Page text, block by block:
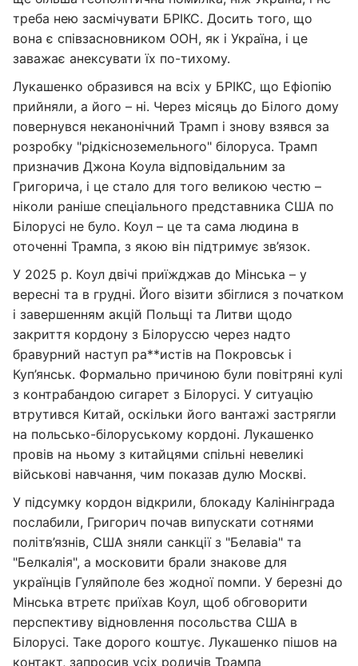
треба нею засмічувати БРІКС. Досить того, що
вона є співзасновником ООН, як і Україна, і це
заважає анексувати їх по-тихому.
Лукашенко образився на всіх у БРІКС, що Ефіопію
прийняли, а його – ні. Через місяць до Білого дому
повернувся неканонічний Трамп і знову взявся за
розробку "рідкісноземельного" білоруса. Трамп
призначив Джона Коула відповідальним за
Григорича, і це стало для того великою честю –
ніколи раніше спеціального представника США по
Білорусі не було. Коул – це та сама людина в
оточенні Трампа, з якою він підтримує зв’язок.
У 2025 р. Коул двічі приїжджав до Мінська – у
вересні та в грудні. Його візити збіглися з початком
і завершенням акцій Польщі та Литви щодо
закриття кордону з Білоруссю через надто
бравурний наступ ра**истів на Покровськ і
Куп’янськ. Формально причиною були повітряні кулі
з контрабандою сигарет з Білорусі. У ситуацію
втрутився Китай, оскільки його вантажі застрягли
на польсько-білоруському кордоні. Лукашенко
провів на ньому з китайцями спільні невеликі
військові навчання, чим показав дулю Москві.
У підсумку кордон відкрили, блокаду Калінінграда
послабили, Григорич почав випускати сотнями
політв’язнів, США зняли санкції з "Белавіа" та
"Белкалія", а московити брали знакове для
українців Гуляйполе без жодної помпи. У березні до
Мінська втретє приїхав Коул, щоб обговорити
перспективу відновлення посольства США в
Білорусі. Таке дорого коштує. Лукашенко пішов на
контакт, запросив усіх родичів Трампа